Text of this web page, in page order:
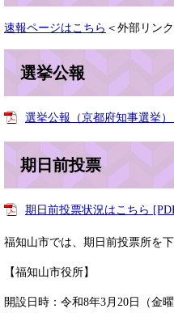
速報ページはこちら ＜外部リン
選挙公報
選挙公報（京都府知事選挙
期日前投票
期日前投票状況はこちら
福知山市では、期日前投票所を
【福知山市役所】
開設日時：令和8年3月20日（金